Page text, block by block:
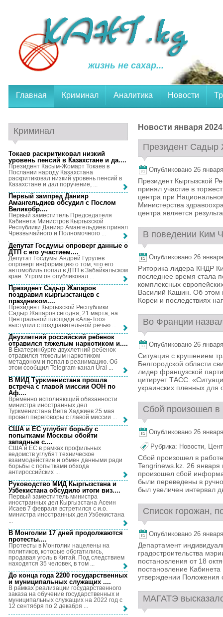
жизнь не сахар...
Главная Криминал Аналитика Новости
Новости января
Президент Садыр
Опубликовано 26
Президент Кыргызской
принял участие в
центра при
Министерства
центра является
В поведении Ким
Опубликовано 26
Риторика лидера КНДР
последнее время стала
комплексных
Василий Кашин. Об этом
Кореи и последствиях
Во Франции
Опубликовано 26
Ситуация с крушением
Белгородской области
лидер французской
цитирует ТАСС.
украинских пленных для
Сбой произошел в
Опубликовано 26
Рубрика: Новости,
Сбой произошел в
Tengrinews.kz. 26
произошел сбой
были переведены в
был увеличен интервал
Список горожан,
Опубликовано 26
Департамент
градостроительства
постановления от 18
постановление
утверждении Положения
МАГАТЭ
Криминал
Токаев раскритиковал низкий
уровень пенсий в Казахстане и да....
Президент Касым-Жомарт Токаев в
Послании народу Казахстана
раскритиковал низкий уровень пенсий в
Казахстане и дал поручение, ...
Первый зампред Данияр
Амангельдиев обсудил с Послом
Великобр....
Первый заместитель Председателя
Кабинета Министров Кыргызской
Республики Данияр Амангельдиев принял
Чрезвычайного и Полномочного ...
Депутат Госдумы опроверг данные о
ДТП с его участием....
Депутат Госдумы Андрей Гурулев
опроверг информацию о том, что его
автомобиль попал в ДТП в Забайкальском
крае. Утром он опубликовал ...
Президент Садыр Жапаров
поздравил кыргызстанцев с
праздником....
Президент Кыргызской Республики
Садыр Жапаров сегодня, 21 марта, на
Центральной площади «Ала-Тоо»
выступил с поздравительной речью ...
Двухлетний российский ребенок
отравился тяжелым наркотиком и....
В Екатеринбурге двухлетний ребенок
отравился тяжелым наркотиком
метадоном и попал в реанимацию. Об
этом сообщил Telegram-канал Ural ...
В МИД Туркменистана прошла
встреча с главой миссии ООН по
Аф....
Временно исполняющий обязанности
министра иностранных дел
Туркменистана Вепа Хаджиев 25 мая
провёл переговоры с главой миссии ...
США и ЕС углубят борьбу с
попытками Москвы обойти
западные с....
США и ЕС в рамках профильных
ведомств углубят техническое
взаимодействие и обмен данными ради
борьбы с попытками обхода
антироссийских ...
Руководство МИД Кыргызстана и
Узбекистана обсудило итоги виз....
Первый заместитель министра
иностранных дел Кыргызстана Асеин
Исаев 7 февраля встретился с и.о.
министра иностранных дел Узбекистана
...
В Монголии 17 дней продолжаются
протесты....
Протесты в Монголии нацелены на
политиков, которые обогатились,
продавая уголь в Китай. Под следствием
находятся 35 человек, в том ...
До конца года 2200 государственных
и муниципальных служащих ....
В рамках реализации государственного
заказа на обучение государственных и
муниципальных служащих на 2022 год с
12 сентября по 2 декабря ...